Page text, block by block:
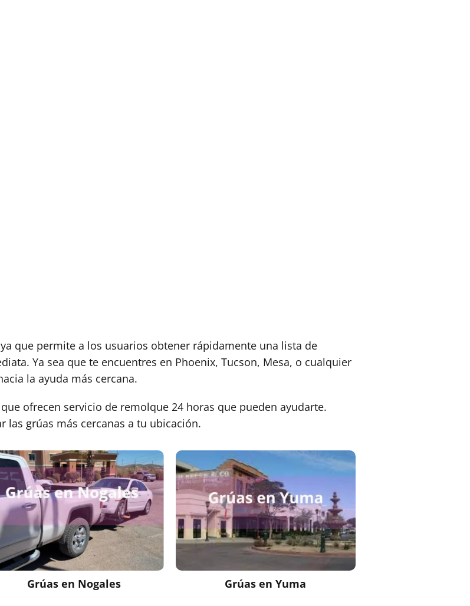
que permite a los usuarios obtener rápidamente una lista de
Ya sea que te encuentres en Phoenix, Tucson, Mesa, o cualquier
la ayuda más cercana.
ofrecen servicio de remolque 24 horas que pueden ayudarte.
las grúas más cercanas a tu ubicación.
Grúas en Nogales Grúas en Yuma